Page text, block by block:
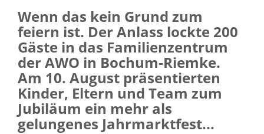
Wenn das kein Grund zum
feiern ist. Der Anlass lockte 200
Gäste in das Familienzentrum
der AWO in Bochum-Riemke.
Am 10. August präsentierten
Kinder, Eltern und Team zum
Jubiläum ein mehr als
gelungenes Jahrmarktfest...